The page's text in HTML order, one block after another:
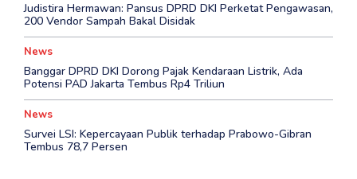
‎Judistira Hermawan: Pansus DPRD DKI Perketat Pengawasan,
200 Vendor Sampah Bakal Disidak
News
Banggar DPRD DKI Dorong Pajak Kendaraan Listrik, Ada
Potensi PAD Jakarta Tembus Rp4 Triliun
News
Survei LSI: Kepercayaan Publik terhadap Prabowo-Gibran
Tembus 78,7 Persen